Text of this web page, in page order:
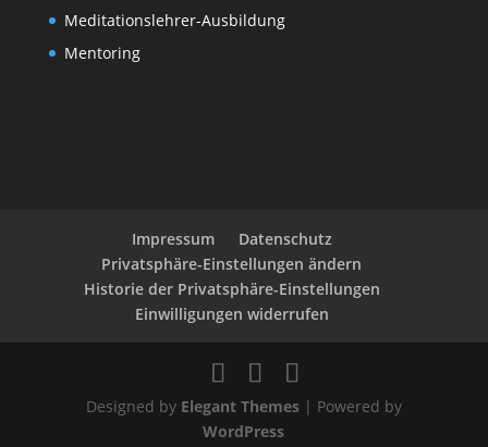
Meditationslehrer-Ausbildung
Mentoring
Impressum
Datenschutz
Privatsphäre-Einstellungen ändern
Historie der Privatsphäre-Einstellungen
Einwilligungen widerrufen
Designed by Elegant Themes| Powered by
WordPress